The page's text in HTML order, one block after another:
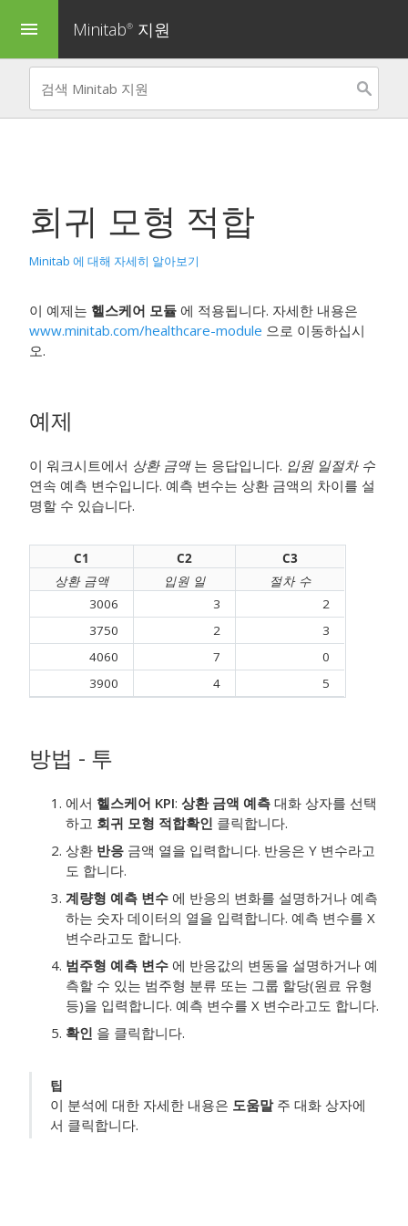
menu Minitab® 지원
회귀 모형 적합
Minitab 에 대해 자세히 알아보기
이 예제는 헬스케어 모듈 에 적용됩니다. 자세한 내용은
www.minitab.com/healthcare-module 으로 이동하십시
오.
예제
이 워크시트에서 상환 금액는 응답입니다. 입원 일절차 수
연속 예측 변수입니다. 예측 변수는 상환 금액의 차이를 설
명할 수 있습니다.
C1 C2
C3
상환 금액
입원 일
절차 수
3006
3
2
3750
2
3
4060
7
0
3900
4 5
방법 - 투
에서 헬스케어 KPI: 상환 금액 예측 대화 상자를 선택
하고 회귀 모형 적합확인 클릭합니다.
상환 반응 금액 열을 입력합니다. 반응은 Y 변수라고
도 합니다.
계량형 예측 변수 에 반응의 변화를 설명하거나 예측
하는 숫자 데이터의 열을 입력합니다. 예측 변수를 X
변수라고도 합니다.
범주형 예측 변수 에 반응값의 변동을 설명하거나 예
측할 수 있는 범주형 분류 또는 그룹 할당(원료 유형
등)을 입력합니다. 예측 변수를 X 변수라고도 합니다.
확인 을 클릭합니다.
팁
이 분석에 대한 자세한 내용은 도움말주 대화 상자에
서 클릭합니다.